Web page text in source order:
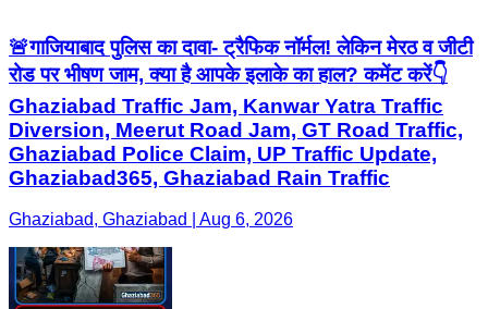
🚨गाजियाबाद पुलिस का दावा- ट्रैफिक नॉर्मल! लेकिन मेरठ व जीटी
रोड पर भीषण जाम, क्या है आपके इलाके का हाल? कमेंट करें👇
Ghaziabad Traffic Jam, Kanwar Yatra Traffic
Diversion, Meerut Road Jam, GT Road Traffic,
Ghaziabad Police Claim, UP Traffic Update,
Ghaziabad365, Ghaziabad Rain Traffic
Ghaziabad, Ghaziabad | Aug 6, 2026